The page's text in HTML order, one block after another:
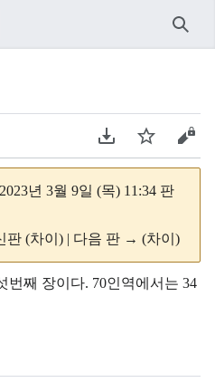
검색
PDF 다운로드
주시 원
년 3월 9일 (목) 11:34 판
판 (차이) | 다음 판 → (차이)
번째 장이다. 70인역에서는 34